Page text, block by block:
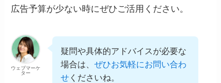
広告予算が少ない時にぜひご活用ください。
ウェブマーケ
ター
疑問や具体的アドバイスが必要な
場合は、ぜひお気軽にお問い合わ
せ くださいね。